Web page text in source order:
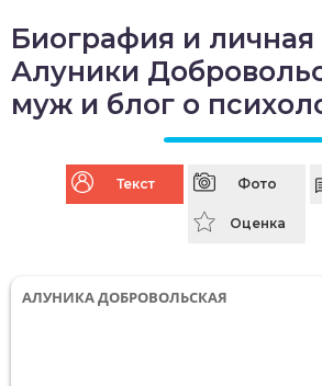
Биография и
Алуники
муж и блог о
Текст Фото
Оценка
АЛУНИКА ДОБРОВОЛЬСКАЯ